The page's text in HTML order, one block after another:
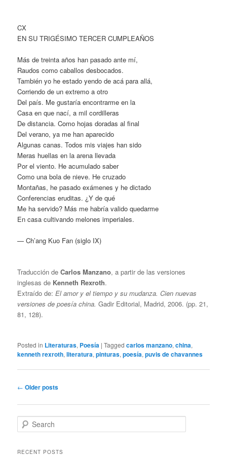
CX
EN SU TRIGÉSIMO TERCER CUMPLEAÑOS
Más de treinta años han pasado ante mí,
Raudos como caballos desbocados.
También yo he estado yendo de acá para allá,
Corriendo de un extremo a otro
Del país. Me gustaría encontrarme en la
Casa en que nací, a mil cordilleras
De distancia. Como hojas doradas al final
Del verano, ya me han aparecido
Algunas canas. Todos mis viajes han sido
Meras huellas en la arena llevada
Por el viento. He acumulado saber
Como una bola de nieve. He cruzado
Montañas, he pasado exámenes y he dictado
Conferencias eruditas. ¿Y de qué
Me ha servido? Más me habría valido quedarme
En casa cultivando melones imperiales.
— Ch’ang Kuo Fan (siglo IX)
Traducción deCarlos Manzano, a partir de las versiones
inglesas de Kenneth Rexroth.
Extraído de:El amor y el tiempo y su mudanza. Cien nuevas
versiones de poesía china. Gadir Editorial, Madrid, 2006. (pp. 21,
81, 128).
Posted in Literaturas, Poesía |Tagged carlos manzano,china,
kenneth rexroth,literatura,pinturas,poesía,puvis de chavannes
Post
← Older posts
e
rRECENT POSTS